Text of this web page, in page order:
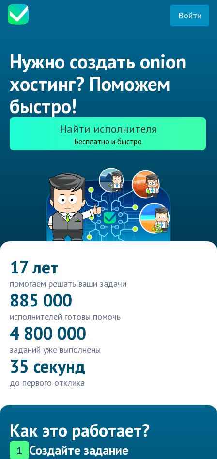
Войти
Нужно создать onion
хостинг? Поможем
быстро!
Найти исполнителя
Бесплатно и быстро
17 лет
помогаем решать ваши задачи
885 000
исполнителей готовы помочь
4 800 000
заданий уже выполнены
35 секунд
до первого отклика
Как это работает?
1 Создайте задание